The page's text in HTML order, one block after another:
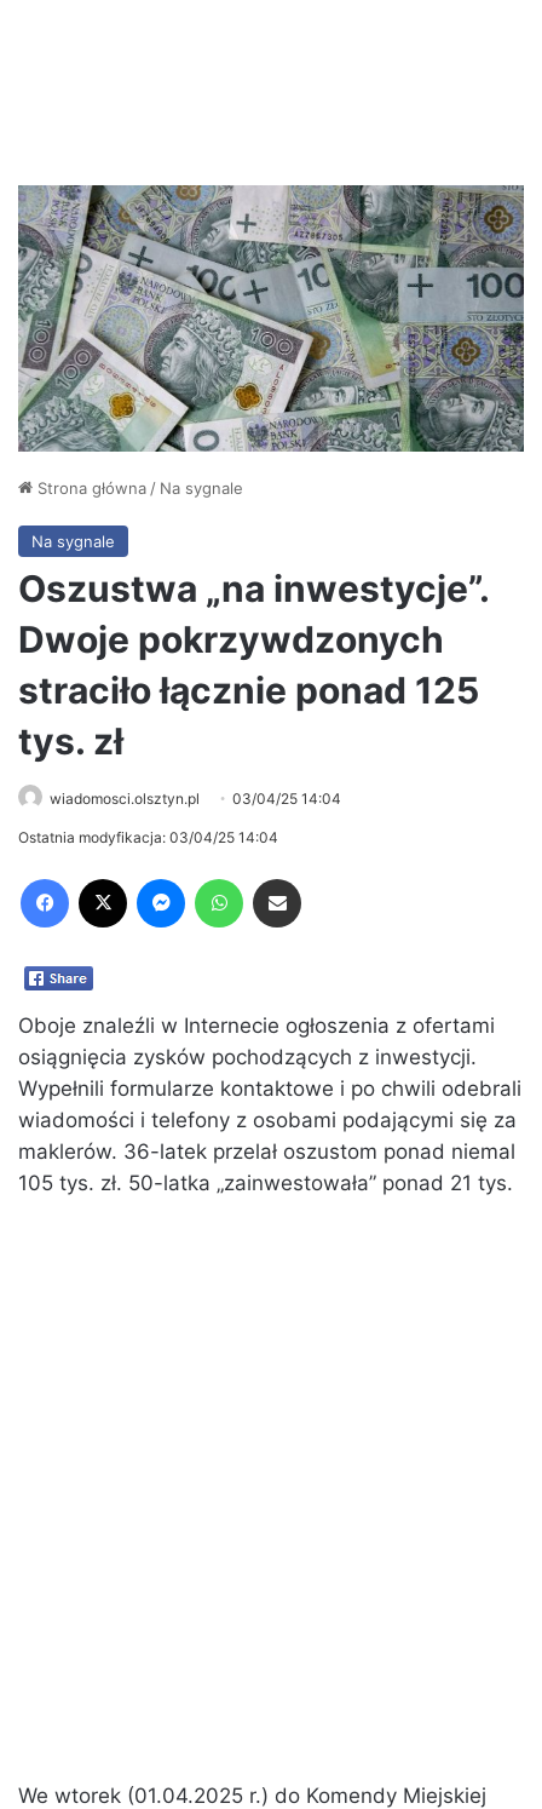
Strona główna / Na sygnale
Na sygnale
Oszustwa „na inwestycje”.
Dwoje pokrzywdzonych
straciło łącznie ponad 125
tys. zł
wiadomosci.olsztyn.pl 03/04/25 14:04
Ostatnia modyfikacja: 03/04/25 14:04
Oboje znaleźli w Internecie ogłoszenia z ofertami
osiągnięcia zysków pochodzących z inwestycji.
Wypełnili formularze kontaktowe i po chwili odebrali
wiadomości i telefony z osobami podającymi się za
maklerów. 36-latek przelał oszustom ponad niemal
105 tys. zł. 50-latka „zainwestowała” ponad 21 tys.
We wtorek (01.04.2025 r.) do Komendy Miejskiej